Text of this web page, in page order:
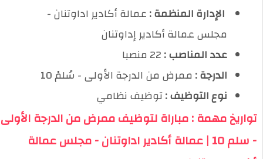
️ الإدارة المنظمة :عمالة أكادير اداوتنان -
مجلس عمالة أكادير إداوتنان
عدد المناصب :22 منصبا
الدرجة :ممرض من الدرجة الأولى - سُلمْ 10
نوع التوظيف :توظيف نظامي
تواريخ مهمة : مباراة لتوظيف ممرض من الدرجة الأولى
- سلم 10 | عمالة أكادير اداوتنان - مجلس عمالة